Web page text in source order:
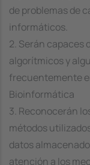
de problemas de
informáticos.
2. Serán capaces
algorítmicos y
frecuentemente
Bioinformática
3. Reconocerán
métodos
datos
atención a los